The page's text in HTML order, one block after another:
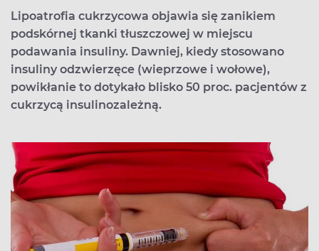
Lipoatrofia cukrzycowa objawia się zanikiem
podskórnej tkanki tłuszczowej w miejscu
podawania insuliny. Dawniej, kiedy stosowano
insuliny odzwierzęce (wieprzowe i wołowe),
powikłanie to dotykało blisko 50 proc. pacjentów z
cukrzycą insulinozależną.